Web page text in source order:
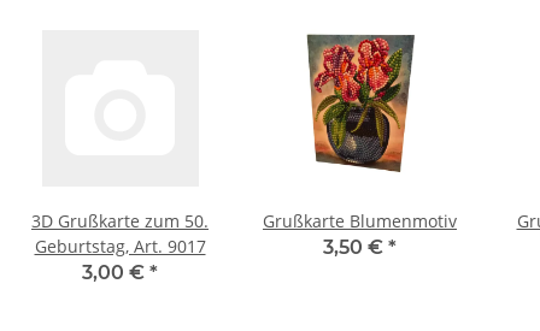
3D Grußkarte zum 50.
Geburtstag, Art. 9017
3,00 € *
Grußkarte Blumenmotiv
3,50 € *